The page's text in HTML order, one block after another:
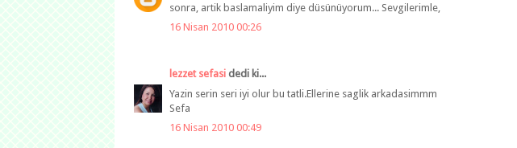
sonra, artik baslamaliyim diye düsünüyorum... Sevgilerimle,
16 Nisan 2010 00:26
lezzet sefasi dedi ki...
Yazin serin seri iyi olur bu tatli.Ellerine saglik arkadasimmm
Sefa
16 Nisan 2010 00:49